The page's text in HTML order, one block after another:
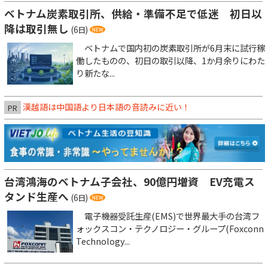
ベトナム炭素取引所、供給・準備不足で低迷 初日以
降は取引無し (6日)
ベトナムで国内初の炭素取引所が6月末に試行稼
働したものの、初日の取引以降、1か月余りにわた
り新たな...
PR 漢越語は中国語より日本語の音読みに近い！
台湾鴻海のベトナム子会社、90億円増資 EV充電ス
タンド生産へ (6日)
電子機器受託生産(EMS)で世界最大手の台湾フ
ォックスコン・テクノロジー・グループ(Foxconn
Technology...